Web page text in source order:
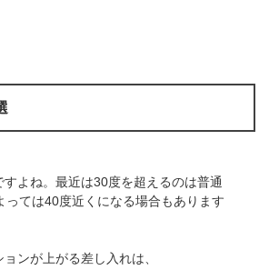
よね。最近は30度を超えるのは普通
っては40度近くになる場合もあります
ンが上がる差し入れは、